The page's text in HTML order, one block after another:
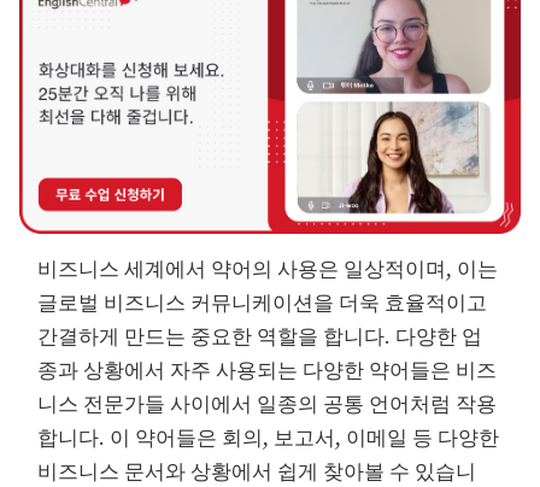
비즈니스 세계에서 약어의 사용은 일상적이며, 이는
글로벌 비즈니스 커뮤니케이션을 더욱 효율적이고
간결하게 만드는 중요한 역할을 합니다. 다양한 업
종과 상황에서 자주 사용되는 다양한 약어들은 비즈
니스 전문가들 사이에서 일종의 공통 언어처럼 작용
합니다. 이 약어들은 회의, 보고서, 이메일 등 다양한
비즈니스 문서와 상황에서 쉽게 찾아볼 수 있습니